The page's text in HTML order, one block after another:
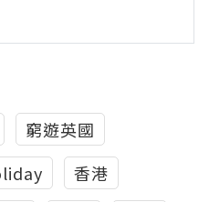
窮遊英國
香港